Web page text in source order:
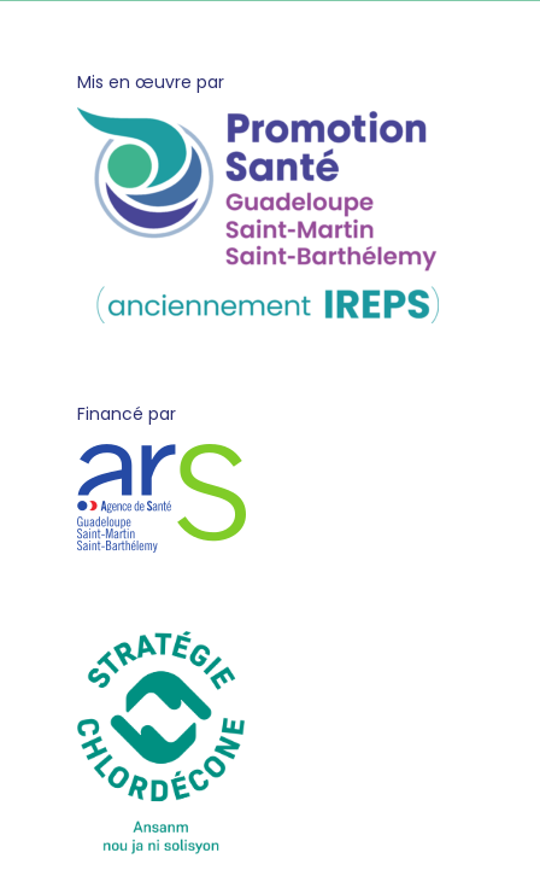
pied
de
page
Mis en œuvre par
Financé par